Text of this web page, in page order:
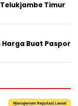
Timur
Buat Paspor